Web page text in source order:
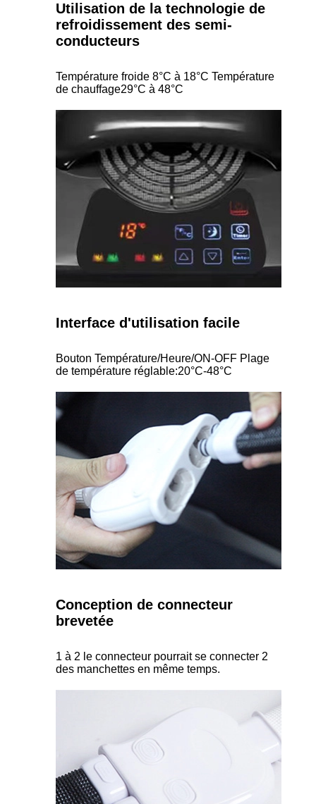
Utilisation de la technologie de
refroidissement des semi-
conducteurs
Température froide 8°C à 18°C Température
de chauffage29°C à 48°C
Interface d'utilisation facile
Bouton Température/Heure/ON-OFF Plage
de température réglable:20°C-48°C
Conception de connecteur
brevetée
1 à 2 le connecteur pourrait se connecter 2
des manchettes en même temps.